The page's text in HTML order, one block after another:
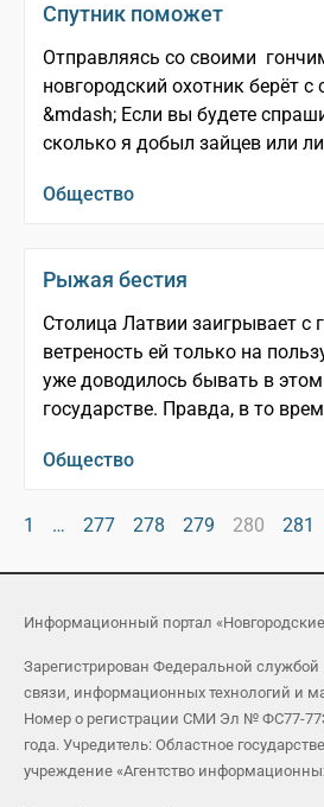
Спутник поможет
Отправляясь со своими
новгородский охотник берёт с
&mdash; Если вы будете
сколько я добыл зайцев или
Общество
Рыжая бестия
Столица Латвии заигрывает с
ветреность ей только на
уже доводилось бывать в
государстве. Правда, в то
Общество
1 … 277 278 279 280 281
Информационный портал
Зарегистрирован Федеральной службой
связи, информационных технологий и
Номер о регистрации СМИ Эл № ФС77-
года. Учредитель: Областное
учреждение «Агентство